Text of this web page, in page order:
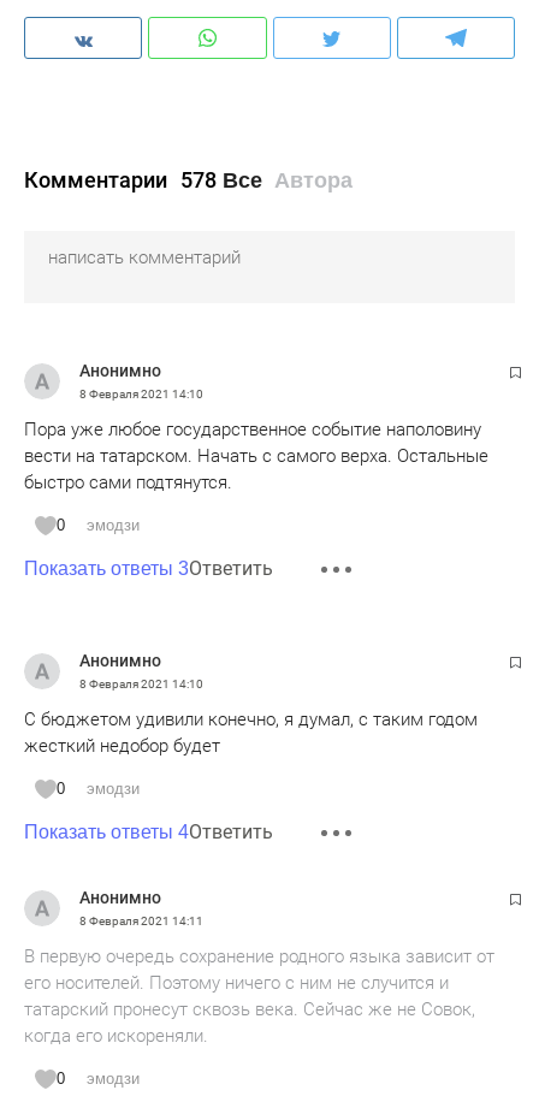
Комментарии 578 Все Автора
Анонимно
8 Февраля 2021 14:10
Пора уже любое государственное событие наполовину
вести на татарском. Начать с самого верха. Остальные
быстро сами подтянутся.
0 эмодзи
Показать ответы 3Ответить
Анонимно
8 Февраля 2021 14:10
С бюджетом удивили конечно, я думал, с таким годом
жесткий недобор будет
0 эмодзи
Показать ответы 4Ответить
Анонимно
8 Февраля 2021 14:11
В первую очередь сохранение родного языка зависит от
его носителей. Поэтому ничего с ним не случится и
татарский пронесут сквозь века. Сейчас же не Совок,
когда его искореняли.
0 эмодзи